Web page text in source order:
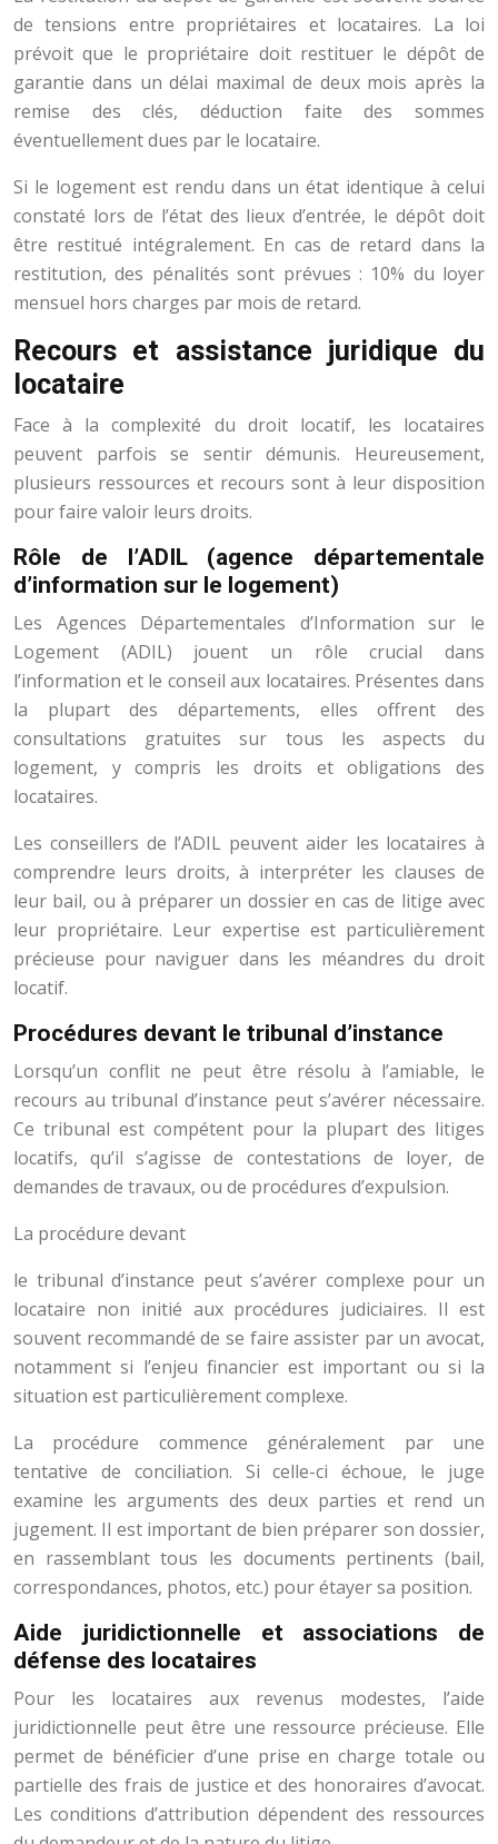
de tensions entre propriétaires et locataires. La loi
prévoit que le propriétaire doit restituer le dépôt de
garantie dans un délai maximal de deux mois après la
remise des clés, déduction faite des sommes
éventuellement dues par le locataire.
Si le logement est rendu dans un état identique à celui
constaté lors de l’état des lieux d’entrée, le dépôt doit
être restitué intégralement. En cas de retard dans la
restitution, des pénalités sont prévues : 10% du loyer
mensuel hors charges par mois de retard.
Recours et assistance juridique du
locataire
Face à la complexité du droit locatif, les locataires
peuvent parfois se sentir démunis. Heureusement,
plusieurs ressources et recours sont à leur disposition
pour faire valoir leurs droits.
Rôle de l’ADIL (agence départementale
d’information sur le logement)
Les Agences Départementales d’Information sur le
Logement (ADIL) jouent un rôle crucial dans
l’information et le conseil aux locataires. Présentes dans
la plupart des départements, elles offrent des
consultations gratuites sur tous les aspects du
logement, y compris les droits et obligations des
locataires.
Les conseillers de l’ADIL peuvent aider les locataires à
comprendre leurs droits, à interpréter les clauses de
leur bail, ou à préparer un dossier en cas de litige avec
leur propriétaire. Leur expertise est particulièrement
précieuse pour naviguer dans les méandres du droit
locatif.
Procédures devant le tribunal d’instance
Lorsqu’un conflit ne peut être résolu à l’amiable, le
recours au tribunal d’instance peut s’avérer nécessaire.
Ce tribunal est compétent pour la plupart des litiges
locatifs, qu’il s’agisse de contestations de loyer, de
demandes de travaux, ou de procédures d’expulsion.
La procédure devant
le tribunal d’instance peut s’avérer complexe pour un
locataire non initié aux procédures judiciaires. Il est
souvent recommandé de se faire assister par un avocat,
notamment si l’enjeu financier est important ou si la
situation est particulièrement complexe.
La procédure commence généralement par une
tentative de conciliation. Si celle-ci échoue, le juge
examine les arguments des deux parties et rend un
jugement. Il est important de bien préparer son dossier,
en rassemblant tous les documents pertinents (bail,
correspondances, photos, etc.) pour étayer sa position.
Aide juridictionnelle et associations de
défense des locataires
Pour les locataires aux revenus modestes, l’aide
juridictionnelle peut être une ressource précieuse. Elle
permet de bénéficier d’une prise en charge totale ou
partielle des frais de justice et des honoraires d’avocat.
Les conditions d’attribution dépendent des ressources